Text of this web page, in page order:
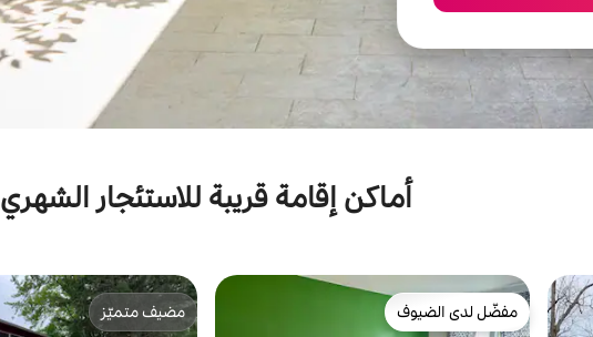
أماكن إقامة قريبة للاستئجار الشهري
مفضّل لدى الضيوف
مفضّل لدى الضيوف
مضيف متميّز
مضيف متميّز